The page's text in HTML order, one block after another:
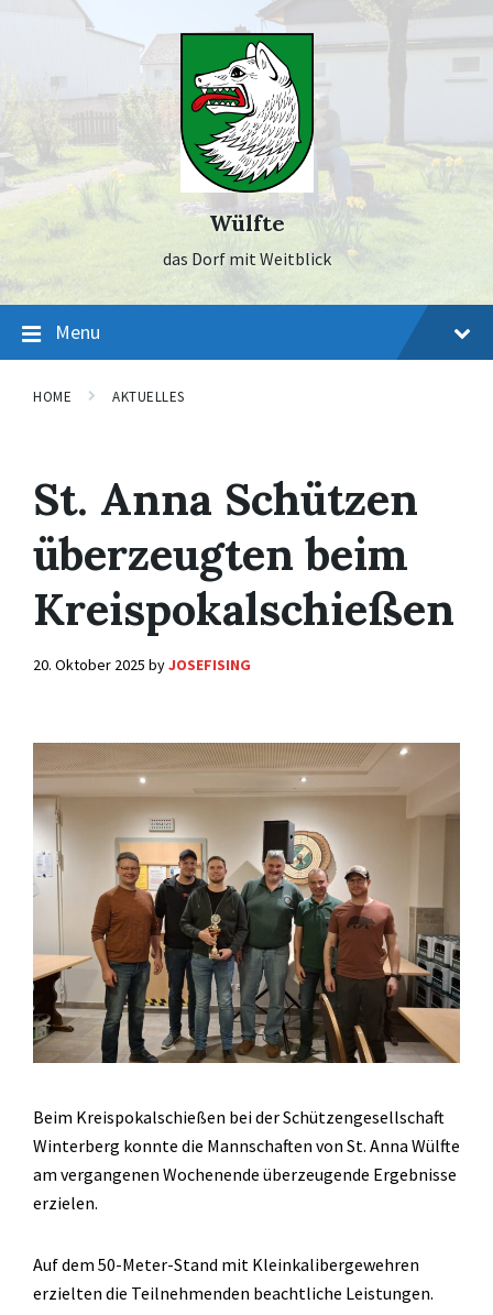
Wülfte
das Dorf mit Weitblick
Menu
HOME AKTUELLES
St. Anna Schützen
überzeugten beim
Kreispokalschießen
20. Oktober 2025 byJOSEFISING
Beim Kreispokalschießen bei der Schützengesellschaft
Winterberg konnte die Mannschaften von St. Anna Wülfte
am vergangenen Wochenende überzeugende Ergebnisse
erzielen.
Auf dem 50-Meter-Stand mit Kleinkalibergewehren
erzielten die Teilnehmenden beachtliche Leistungen.